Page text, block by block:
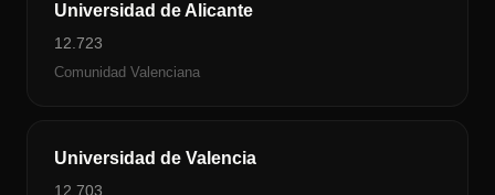
Universidad de Alicante
12.723
Comunidad Valenciana
Universidad de Valencia
12.703